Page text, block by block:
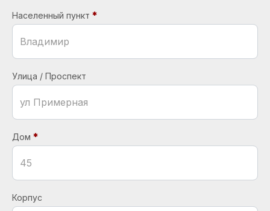
Населенный пункт
Улица / Проспект
Дом
Корпус